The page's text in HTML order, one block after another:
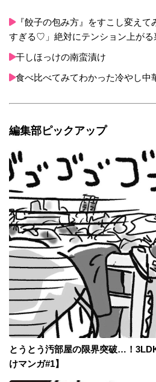
『餃子の包み方』をすこし変えて
すぎる♡」絶対にテンション上がる
干しほっけの南蛮漬け
食べ比べてみてわかった冷やし中
編集部ピックアップ
とうとう汚部屋の限界突破…！
けマンガ#1】